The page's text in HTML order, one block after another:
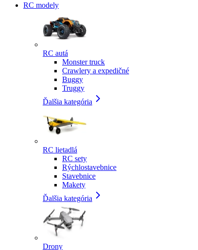
RC modely
RC autá
Monster truck
Crawlery a expedičné
Buggy
Truggy
Ďalšia kategória
RC lietadlá
RC sety
Rýchlostavebnice
Stavebnice
Makety
Ďalšia kategória
Drony